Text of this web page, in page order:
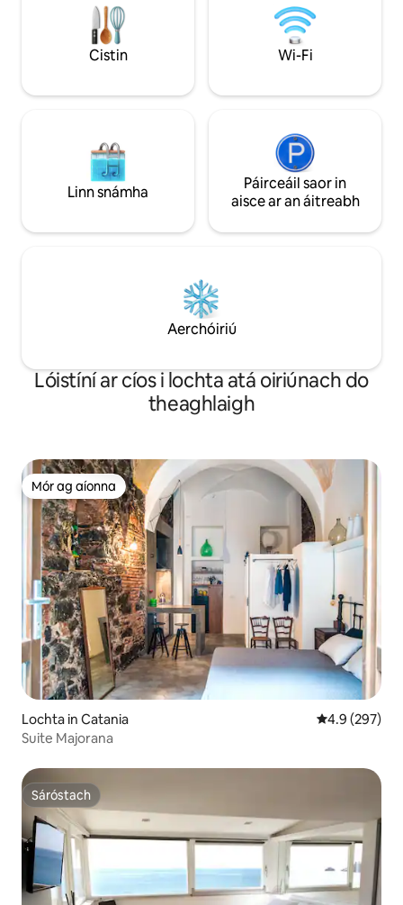
an tseomra folctha is féidir leat féachaint
ar Etna. Tá an penthouse oiriúnach do
lánúineacha ar mian leo a fháil amach an
éagsúla, ildaite, agus multiethnic,
dea - fhorbartha
éineacht leis an
aimseartha. Is
réadmhaoin.
Cistin Wi-Fi
Linn snámha
Páirceáil saor in
aisce ar an áitreabh
Aerchóiriú
Lóistíní ar cíos i lochta atá oiriúnach do
theaghlaigh
Mór ag aíonna
Mór ag aíonna
Lochta in Catania Meánrátáil
4.9 (297)
Suite Majorana
Sáróstach
Sáróstach